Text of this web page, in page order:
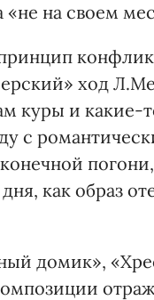
«не на своем
ход
куры и какие-
с
как образ
домик»,